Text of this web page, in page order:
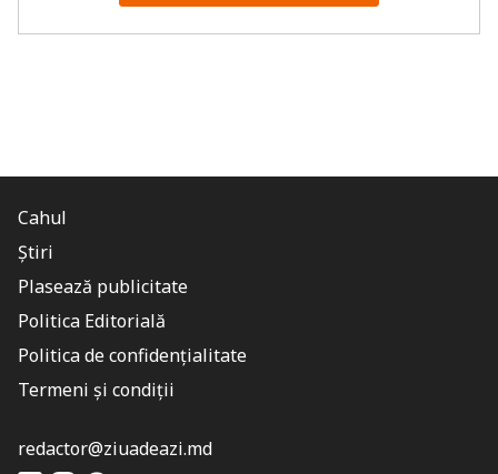
Cahul
Știri
Plasează publicitate
Politica Editorială
Politica de confidențialitate
Termeni și condiții
redactor@ziuadeazi.md